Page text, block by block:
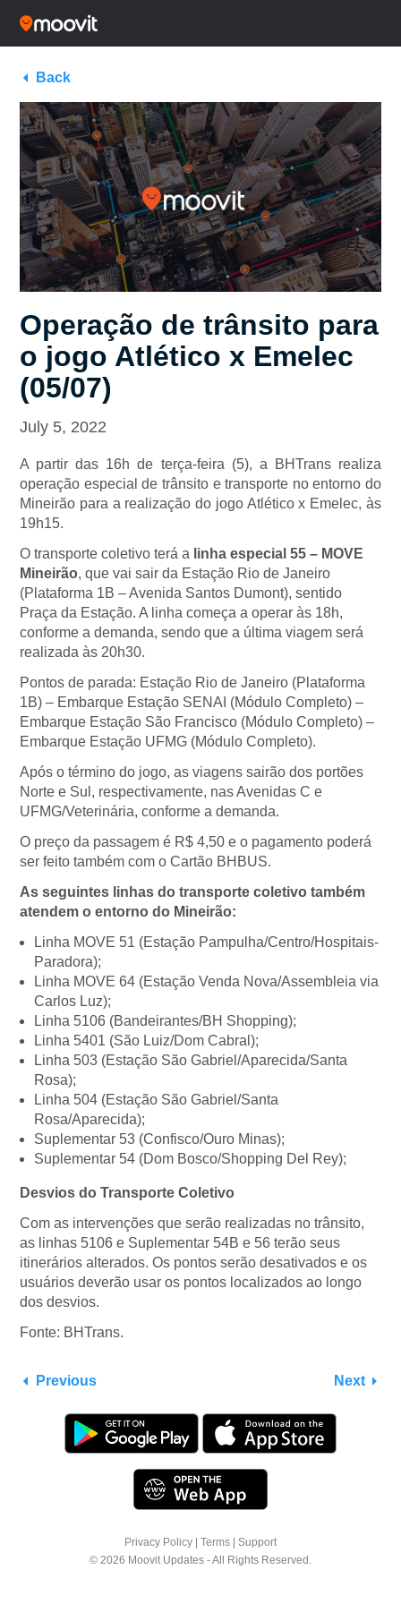
Back
Operação de trânsito para
o jogo Atlético x Emelec
(05/07)
July 5, 2022
A partir das 16h de terça-feira (5), a BHTrans realiza
operação especial de trânsito e transporte no entorno do
Mineirão para a realização do jogo Atlético x Emelec, às
19h15.
O transporte coletivo terá a linha especial 55 – MOVE
Mineirão, que vai sair da Estação Rio de Janeiro
(Plataforma 1B – Avenida Santos Dumont), sentido
Praça da Estação. A linha começa a operar às 18h,
conforme a demanda, sendo que a última viagem será
realizada às 20h30.
Pontos de parada: Estação Rio de Janeiro (Plataforma
1B) – Embarque Estação SENAI (Módulo Completo) –
Embarque Estação São Francisco (Módulo Completo) –
Embarque Estação UFMG (Módulo Completo).
Após o término do jogo, as viagens sairão dos portões
Norte e Sul, respectivamente, nas Avenidas C e
UFMG/Veterinária, conforme a demanda.
O preço da passagem é R$ 4,50 e o pagamento poderá
ser feito também com o Cartão BHBUS.
As seguintes linhas do transporte coletivo também
atendem o entorno do Mineirão:
Linha MOVE 51 (Estação Pampulha/Centro/Hospitais-
Paradora);
Linha MOVE 64 (Estação Venda Nova/Assembleia via
Carlos Luz);
Linha 5106 (Bandeirantes/BH Shopping);
Linha 5401 (São Luiz/Dom Cabral);
Linha 503 (Estação São Gabriel/Aparecida/Santa
Rosa);
Linha 504 (Estação São Gabriel/Santa
Rosa/Aparecida);
Suplementar 53 (Confisco/Ouro Minas);
Suplementar 54 (Dom Bosco/Shopping Del Rey);
Desvios do Transporte Coletivo
Com as intervenções que serão realizadas no trânsito,
as linhas 5106 e Suplementar 54B e 56 terão seus
itinerários alterados. Os pontos serão desativados e os
usuários deverão usar os pontos localizados ao longo
dos desvios.
Fonte: BHTrans.
Previous Next
Privacy Policy Terms
Support
© 2026 Moovit Updates - All Rights Reserved.